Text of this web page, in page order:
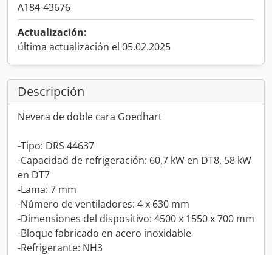
A184-43676
Actualización:
última actualización el 05.02.2025
Descripción
Nevera de doble cara Goedhart
-Tipo: DRS 44637
-Capacidad de refrigeración: 60,7 kW en DT8, 58 kW
en DT7
-Lama: 7 mm
-Número de ventiladores: 4 x 630 mm
-Dimensiones del dispositivo: 4500 x 1550 x 700 mm
-Bloque fabricado en acero inoxidable
-Refrigerante: NH3